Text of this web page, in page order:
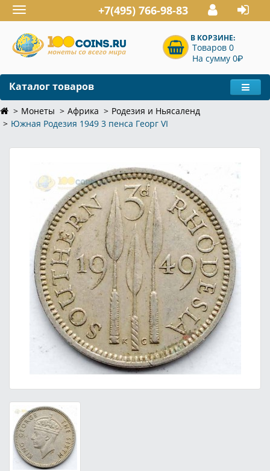
Toggle
navigation
+7(495) 766-98-83
В КОРЗИНЕ:
Товаров 0
На сумму 0P
Каталог товаров
Монеты Африка
Родезия и Ньясаленд
Южная Родезия 1949 3 пенса Георг VI